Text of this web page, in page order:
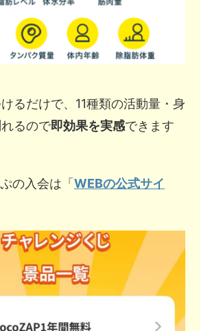
るだけで、11種類の活動量・身
るので即効果を実感できます
の入会は「WEBの公式サイ